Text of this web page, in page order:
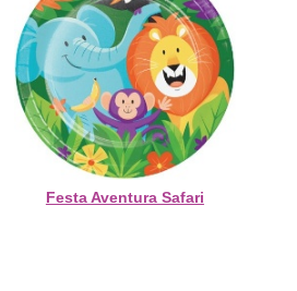
Festa Aventura Safari